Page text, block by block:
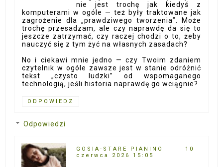
nie jest trochę jak kiedyś z
komputerami w ogóle — też były traktowane jak
zagrożenie dla „prawdziwego tworzenia”. Może
trochę przesadzam, ale czy naprawdę da się to
jeszcze zatrzymać, czy raczej chodzi o to, żeby
nauczyć się z tym żyć na własnych zasadach?
No i ciekawi mnie jedno — czy Twoim zdaniem
czytelnik w ogóle zawsze jest w stanie odróżnić
tekst „czysto ludzki” od wspomaganego
technologią, jeśli historia naprawdę go wciągnie?
ODPOWIEDZ
Odpowiedzi
GOSIA-STARE PIANINO
10
czerwca 2026 15:05